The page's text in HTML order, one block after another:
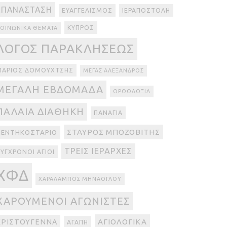
ΕΥΑΓΓΕΛΙΣΜΌΣ ΙΕΡΑΠΟΣΤΟΛΉ
ΘΈΜΑΤΑ ΚΎΠΡΟΣ
ΠΑΡΑΚΛΉΣΕΩΣ
ΔΟΜΟΥΧΤΣΉΣ ΜΈΓΑΣ ΑΛΈΞΑΝΔΡΟΣ
ΕΒΔΟΜΆΔΑ ΟΡΘΟΔΟΞΊΑ
ΔΙΑΘΉΚΗ ΠΑΝΑΓΊΑ
ΣΤΑΎΡΟΣ ΜΠΟΖΟΒΊΤΗΣ
ΆΓΙΟΙ ΤΡΕΙΣ ΙΕΡΆΡΧΕΣ
ΧΑΡΆΛΑΜΠΟΣ ΜΗΝΆΟΓΛΟΥ
ΑΓΩΝΙΣΤΈΣ
ΑΓΆΠΗ ΑΓΙΟΛΟΓΙΚΆ